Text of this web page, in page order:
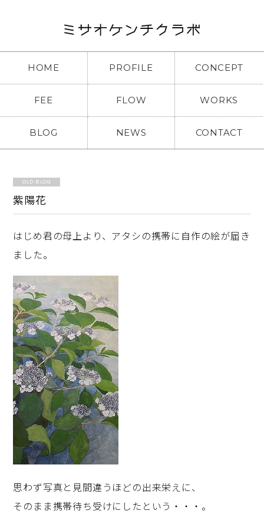
HOME PROFILE CONCEPT
FEE FLOW WORKS
BLOG NEWS CONTACT
OLD BLOG
紫陽花
はじめ君の母上より、アタシの携帯に自作の絵が届き
ました。
思わず写真と見間違うほどの出来栄えに、
そのまま携帯待ち受けにしたという・・・。